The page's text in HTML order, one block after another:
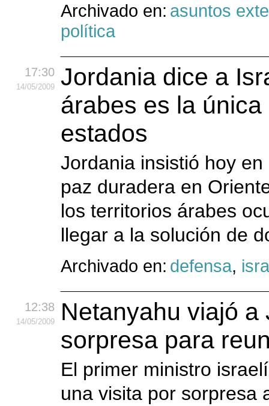
Archivado en: asuntos
política
17:30
14/05/2009
Jordania dice a
árabes es la
estados
Jordania insistió hoy
paz duradera en
los territorios árabes
llegar a la solución de
Archivado en: defensa,
12:38
14/05/2009
Netanyahu viajó
sorpresa para
El primer ministro
una visita por sorpresa